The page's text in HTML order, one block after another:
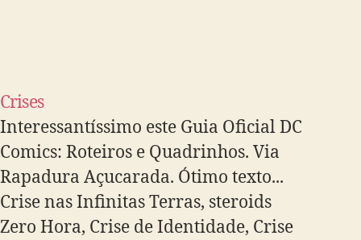
Crises
Interessantíssimo este Guia Oficial DC
Comics: Roteiros e Quadrinhos. Via
Rapadura Açucarada. Ótimo texto...
Crise nas Infinitas Terras, steroids
Zero Hora, Crise de Identidade, Crise